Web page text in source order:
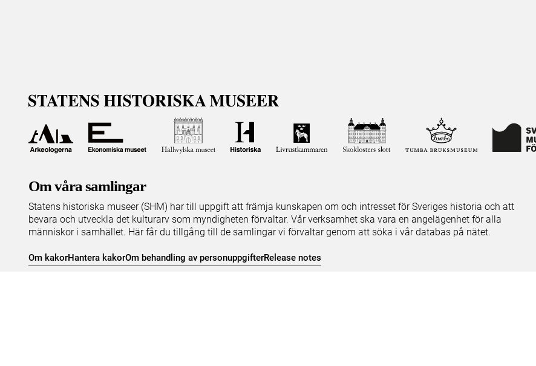
Om våra samlingar
Statens historiska museer (SHM) har till uppgift att främja kunskapen om och intresset för Sveriges historia och att
bevara och utveckla det kulturarv som myndigheten förvaltar. Vår verksamhet ska vara en angelägenhet för alla
människor i samhället. Här får du tillgång till de samlingar vi förvaltar genom att söka i vår databas på nätet.
Om kakorHantera kakorOm behandling av personuppgifterRelease notes